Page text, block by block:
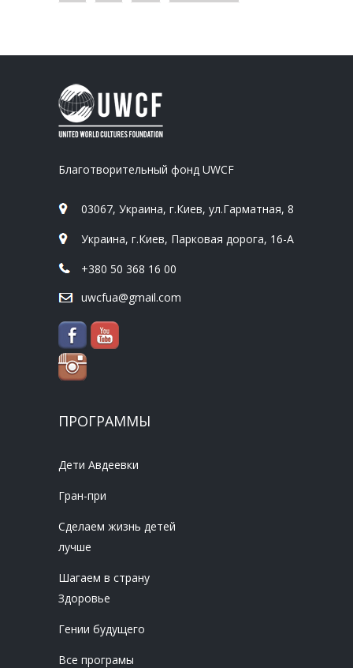
Благотворительный фонд UWCF
03067, Украина, г.Киев, ул.Гарматная, 8
Украина, г.Киев, Парковая дорога, 16-А
+380 50 368 16 00
uwcfua@gmail.com
ПРОГРАММЫ
Дети Авдеевки
Гран-при
Сделаем жизнь детей
лучше
Шагаем в страну
Здоровье
Гении будущего
Все програмы